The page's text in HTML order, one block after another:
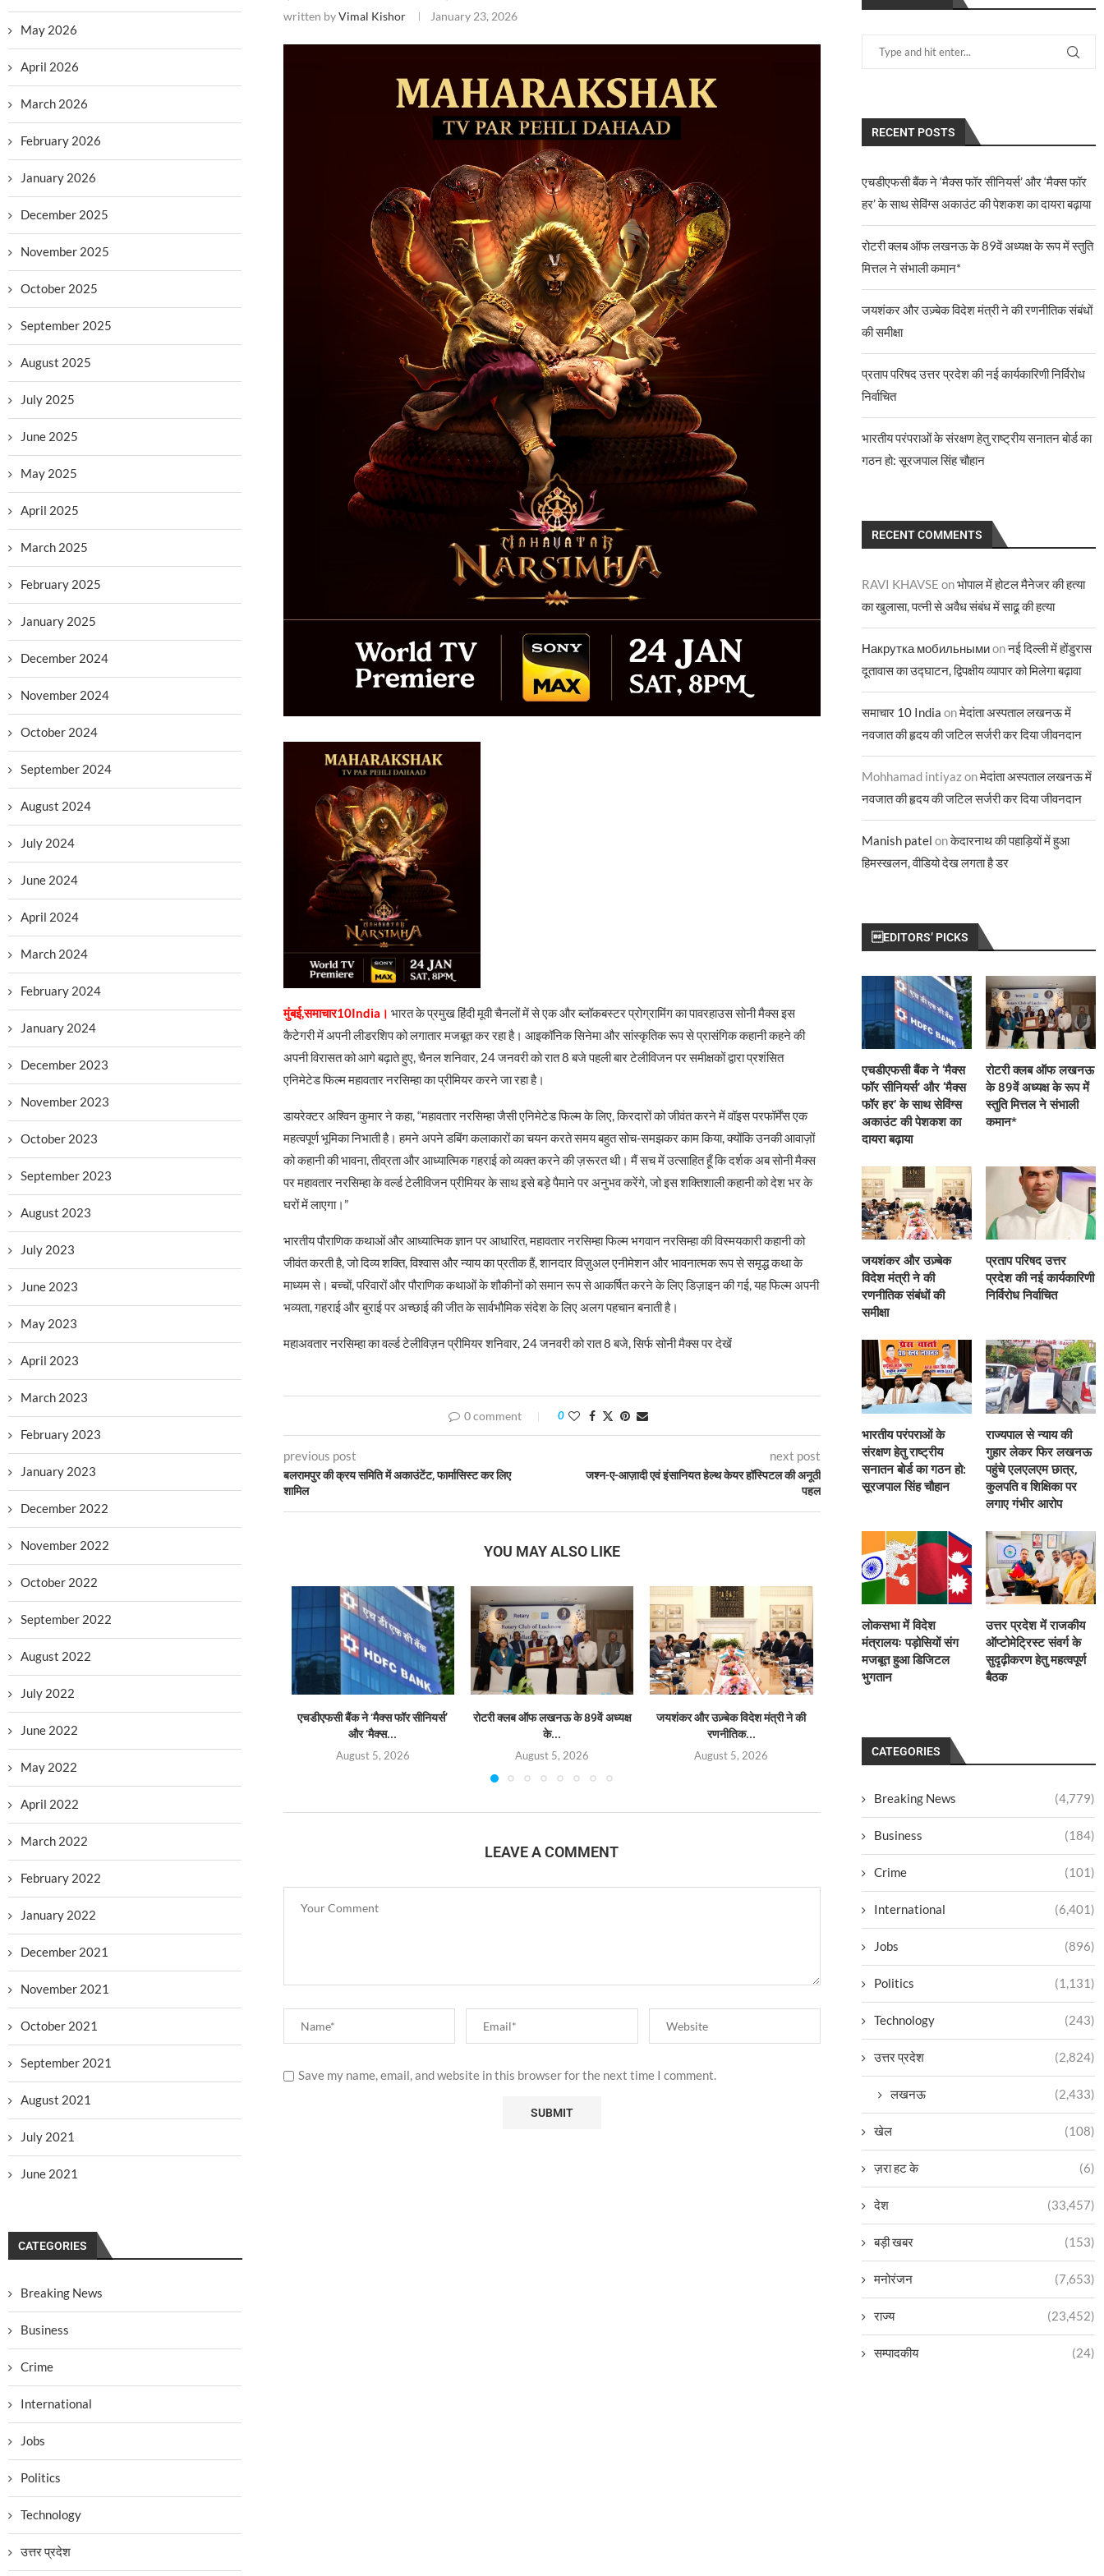
written byVimal Kishor January 23, 2026
मुंबई,समाचार10India। भारत के प्रमुख हिंदी मूवी चैनलों में से एक और ब्लॉकबस्टर प्रोग्रामिंग का पावरहाउस सोनी मैक्स इस
कैटेगरी में अपनी लीडरशिप को लगातार मजबूत कर रहा है। आइकॉनिक सिनेमा और सांस्कृतिक रूप से प्रासंगिक कहानी कहने की
अपनी विरासत को आगे बढ़ाते हुए, चैनल शनिवार, 24 जनवरी को रात 8 बजे पहली बार टेलीविजन पर समीक्षकों द्वारा प्रशंसित
एनिमेटेड फिल्म महावतार नरसिम्हा का प्रीमियर करने जा रहा है।
डायरेक्टर अश्विन कुमार ने कहा, “महावतार नरसिम्हा जैसी एनिमेटेड फिल्म के लिए, किरदारों को जीवंत करने में वॉइस परफॉर्मेंस एक
महत्वपूर्ण भूमिका निभाती है। हमने अपने डबिंग कलाकारों का चयन करते समय बहुत सोच-समझकर काम किया, क्योंकि उनकी आवाज़ों
को कहानी की भावना, तीव्रता और आध्यात्मिक गहराई को व्यक्त करने की ज़रूरत थी। मैं सच में उत्साहित हूँ कि दर्शक अब सोनी मैक्स
पर महावतार नरसिम्हा के वर्ल्ड टेलीविजन प्रीमियर के साथ इसे बड़े पैमाने पर अनुभव करेंगे, जो इस शक्तिशाली कहानी को देश भर के
घरों में लाएगा।”
भारतीय पौराणिक कथाओं और आध्यात्मिक ज्ञान पर आधारित, महावतार नरसिम्हा फिल्म भगवान नरसिम्हा की विस्मयकारी कहानी को
जीवंत करती है, जो दिव्य शक्ति, विश्वास और न्याय का प्रतीक हैं, शानदार विज़ुअल एनीमेशन और भावनात्मक रूप से समृद्ध कथा के
माध्यम से। बच्चों, परिवारों और पौराणिक कथाओं के शौकीनों को समान रूप से आकर्षित करने के लिए डिज़ाइन की गई, यह फिल्म अपनी
भव्यता, गहराई और बुराई पर अच्छाई की जीत के सार्वभौमिक संदेश के लिए अलग पहचान बनाती है।
महाअवतार नरसिम्हा का वर्ल्ड टेलीविज़न प्रीमियर शनिवार, 24 जनवरी को रात 8 बजे, सिर्फ सोनी मैक्स पर देखें
0 comment 0
previous post
बलरामपुर की क्रय समिति में अकाउंटेंट, फार्मासिस्ट कर लिए
शामिल
next post
जश्न-ए-आज़ादी एवं इंसानियत हेल्थ केयर हॉस्पिटल की अनूठी
पहल
YOU MAY ALSO LIKE
एचडीएफसी बैंक ने ‘मैक्स फॉर सीनियर्स’
और ‘मैक्स...
August 5, 2026
रोटरी क्लब ऑफ लखनऊ के 89वें अध्यक्ष
के...
August 5, 2026
जयशंकर और उज़्बेक विदेश मंत्री ने की
रणनीतिक...
August 5, 2026
August 4, 2026
LEAVE A COMMENT
Save my name, email, and website in this browser for the next time I comment.
RECENT POSTS
एचडीएफसी बैंक ने ‘मैक्स फॉर सीनियर्स’ और ‘मैक्स फॉर
हर’ के साथ सेविंग्स अकाउंट की पेशकश का दायरा बढ़ाया
रोटरी क्लब ऑफ लखनऊ के 89वें अध्यक्ष के रूप में स्तुति
मित्तल ने संभाली कमान*
जयशंकर और उज़्बेक विदेश मंत्री ने की रणनीतिक संबंधों
की समीक्षा
प्रताप परिषद उत्तर प्रदेश की नई कार्यकारिणी निर्विरोध
निर्वाचित
भारतीय परंपराओं के संरक्षण हेतु राष्ट्रीय सनातन बोर्ड का
गठन हो: सूरजपाल सिंह चौहान
RECENT COMMENTS
RAVI KHAVSE onभोपाल में होटल मैनेजर की हत्या
का खुलासा, पत्नी से अवैध संबंध में साढू की हत्या
Накрутка мобильнымиonनई दिल्ली में होंडुरास
दूतावास का उद्घाटन, द्विपक्षीय व्यापार को मिलेगा बढ़ावा
समाचार 10 India onमेदांता अस्पताल लखनऊ में
नवजात की हृदय की जटिल सर्जरी कर दिया जीवनदान
Mohhamad intiyazonमेदांता अस्पताल लखनऊ में
नवजात की हृदय की जटिल सर्जरी कर दिया जीवनदान
Manish patel onकेदारनाथ की पहाड़ियों में हुआ
हिमस्खलन, वीडियो देख लगता है डर
EDITORS’ PICKS
एचडीएफसी बैंक ने ‘मैक्स
फॉर सीनियर्स’ और ‘मैक्स
फॉर हर’ के साथ सेविंग्स
अकाउंट की पेशकश का
दायरा बढ़ाया
रोटरी क्लब ऑफ लखनऊ
के 89वें अध्यक्ष के रूप में
स्तुति मित्तल ने संभाली
कमान*
जयशंकर और उज़्बेक
विदेश मंत्री ने की
रणनीतिक संबंधों की
समीक्षा
प्रताप परिषद उत्तर
प्रदेश की नई कार्यकारिणी
निर्विरोध निर्वाचित
भारतीय परंपराओं के
संरक्षण हेतु राष्ट्रीय
सनातन बोर्ड का गठन हो:
सूरजपाल सिंह चौहान
राज्यपाल से न्याय की
गुहार लेकर फिर लखनऊ
पहुंचे एलएलएम छात्र,
कुलपति व शिक्षिका पर
लगाए गंभीर आरोप
लोकसभा में विदेश
मंत्रालयः पड़ोसियों संग
मजबूत हुआ डिजिटल
भुगतान
उत्तर प्रदेश में राजकीय
ऑप्टोमेट्रिस्ट संवर्ग के
सुदृढ़ीकरण हेतु महत्वपूर्ण
बैठक
CATEGORIES
Breaking News (4,779)
Business (184)
Crime (101)
International (6,401)
Jobs (896)
Politics (1,131)
Technology (243)
उत्तर प्रदेश (2,824)
लखनऊ (2,433)
खेल (108)
ज़रा हट के (6)
देश (33,457)
बड़ी खबर (153)
मनोरंजन (7,653)
राज्य (23,452)
सम्पादकीय (24)
May 2026
April 2026
March 2026
February 2026
January 2026
December 2025
November 2025
October 2025
September 2025
August 2025
July 2025
June 2025
May 2025
April 2025
March 2025
February 2025
January 2025
December 2024
November 2024
October 2024
September 2024
August 2024
July 2024
June 2024
April 2024
March 2024
February 2024
January 2024
December 2023
November 2023
October 2023
September 2023
August 2023
July 2023
June 2023
May 2023
April 2023
March 2023
February 2023
January 2023
December 2022
November 2022
October 2022
September 2022
August 2022
July 2022
June 2022
May 2022
April 2022
March 2022
February 2022
January 2022
December 2021
November 2021
October 2021
September 2021
August 2021
July 2021
June 2021
CATEGORIES
Breaking News
Business
Crime
International
Jobs
Politics
Technology
उत्तर प्रदेश